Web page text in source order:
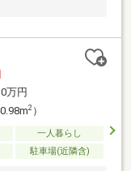
万円
2）
一人暮らし
駐車場(近隣含)